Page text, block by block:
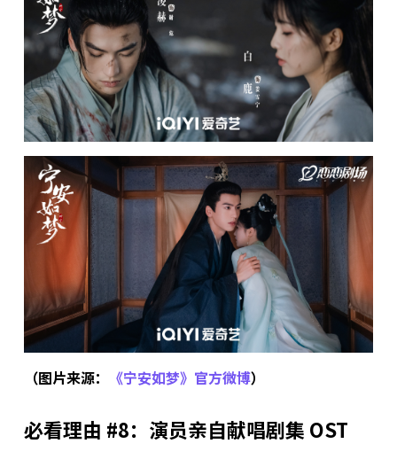
（图片来源： 《宁安如梦》官方微博）
必看理由 #8：演员亲自献唱剧集 OST